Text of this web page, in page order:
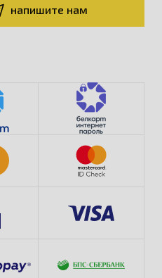
напишите нам